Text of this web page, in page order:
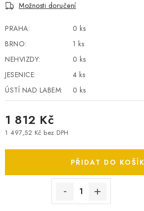
BATERIE PRO NOUZOVÁ OSVĚTLENÍ
SPOTŘEBNÍ BATERIE
PŘÍSLUŠENSTVÍ
DOPRAVA ZDARMA
KONTAKTY
POŠTOVNÉ A DOPRAVA
KONFIGURÁTOR AUTOBATERIÍ
O NÁS
VÝMĚNA AUTOBATERIE
OBCHODNÍ
OCHRANA OSOBNÍCH ÚDAJŮ
Možnosti doručení
PRAHA:
0 ks
BRNO:
1 ks
NEHVIZDY:
0 ks
JESENICE:
4 ks
ÚSTÍ NAD LABEM:
0 ks
1 812 Kč
1 497,52 Kč bez DPH
PŘIDAT DO